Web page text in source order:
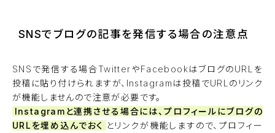
SNSでブログの記事を発信する場合の注意点
SNSで発信する場合TwitterやFacebookはブログのURLを
投稿に貼り付けられますが、Instagramは投稿でURLのリンク
が機能しませんので注意が必要です。
Instagramと連携させる場合には、プロフィールにブログの
URLを埋め込んでおく
とリンクが機能しますので、プロフィー